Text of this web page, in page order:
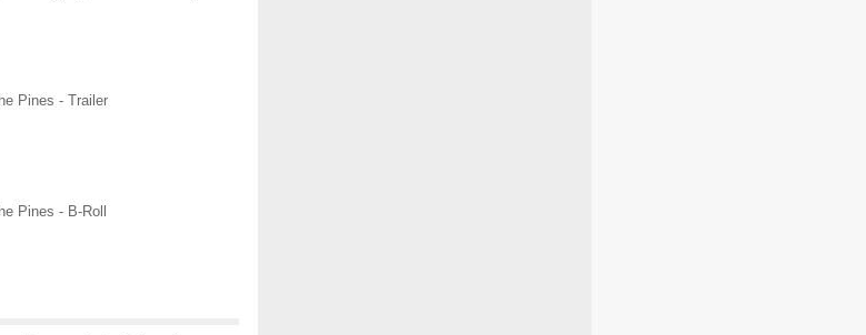
Pines - Trailer
Pines - B-Roll